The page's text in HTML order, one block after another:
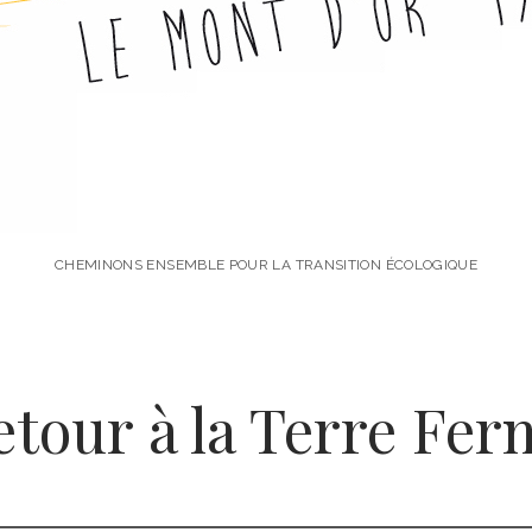
CHEMINONS ENSEMBLE POUR LA TRANSITION ÉCOLOGIQUE
à la Terre